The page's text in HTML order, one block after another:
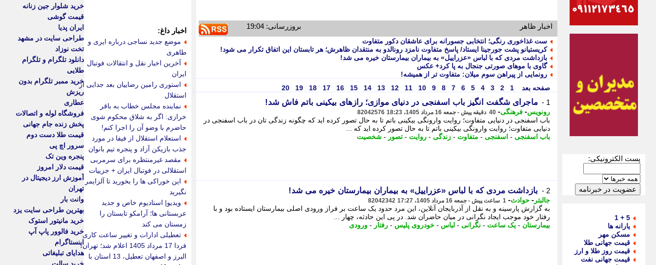
پست الکترونیکی:
5 + 1
یارانه ها
مسکن مهر
قیمت جهانی طلا
قیمت روز طلا و ارز
قیمت جهانی نفت
اخبار ظاهر بروزرسانی: 19:04
ست غذاخوری رنگی؛ انتخابی جسورانه برای عاشقان دکور متفاوت
کریستیانو پشت جورجینا ایستاد/ پاسخ متفاوت نامزد رونالدو به منتقدان ظاهرش؛ هر تابستان این اتفاق تکرار می شود!
بازداشت مردی که با لباس «عزراییل» به بیماران بیمارستان خیره می شد!
گاوی با موهای صورتی جنجال به پا کرد+ عکس
رونمایی از پیراهن سوم میلان: متفاوت تر از همیشه!
صفحه بعد
1
2
3
4
5
6
7
8
9
10
11
12
13
14
15
16
17
18
19
20
1 - ماجرای شگفت انگیز باب اسفنجی در دنیای موازی؛ رازهای بیکینی باتم فاش شد!
رونویس- فرهنگی- 40 دقیقه پیش - جمعه 16 مرداد 1405، 18:23 82042576
باب اسفنجی در دنیایی متفاوت؛ روایت وارونگی بیکینی باتم تا به حال تصور کرده اید که چگونه زندگی تان در باب اسفنجی در
دنیایی متفاوت؛ روایت وارونگی بیکینی باتم تا به حال تصور کرده اید که ...
باب اسفنجی - اسفنجی - متفاوت - زندگی - روایت - تصور - شخصیت
2 - بازداشت مردی که با لباس «عزراییل» به بیماران بیمارستان خیره می شد!
جالبتر - حوادث- 1 ساعت پیش - جمعه 16 مرداد 1405، 17:27 82042342
به گزارش پارسینه و به نقل از آذربایجان آنلاین، این مرد حدود یک ساعت بر فراز ورودی اصلی بیمارستان ایستاده بود و با
رفتار خود موجب ایجاد نگرانی در میان حاضران شد. در پی این حادثه، چهار ...
بیمارستان - یک ساعت - نگرانی - لباس - خودروی پلیس - رفتار - ورودی
اخبار داغ:
موضع جدید نساجی درباره ایری و
طاهری
آخرین اخبار نقل و انتقالات فوتبال
ایران
استوری رامین رضاییان بعد جدایی از
استقلال
نماینده مجلس خطاب به باقر
خرازی: اگر به شلاق محکوم شوی
حاضرم با وضو آن را اجرا کنم!
استعلام استقلال از فیفا در مورد
جذب بازیکن آزاد و پنجره تیم بانوان
مقصد غیرمنتظره برای سرمربی
استقلالی در فوتبال ایران + جزییات
این خوراکی ها را بخورید تا آلزایمر
نگیرید
ویدیو| استادیوم خاص و جدید
عربستانی ها؛ آرامکو تابستان را
زمستان می کند
تعطیلی ادارات و تغییر ساعت کاری
فردا 17 مرداد 1405 اعلام شد؛ تهران،
البرز و اصفهان تعطیل، 13 استان با
خرید شلوار جین زنانه
قیمت گوشی
ایران پدیا
طراحی سایت در مشهد
تخت نوزاد
دانلود تلگرام و تلگرام
طلایی
خرید ممبر تلگرام بدون
ریزش
عطاری
فروشگاه لوله و اتصالات
پخش زنده جام جهانی
قیمت طلا دست دوم
سرور اچ پی
پنجره وین تک
قیمت دلار امروز
آموزش ارز دیجیتال در
تهران
وانت بار
بهترین طراحی سایت یزد
خرید مانیتور استوک
خرید فالوور پاپ آپ
اینستاگرام
هدایای تبلیغاتی